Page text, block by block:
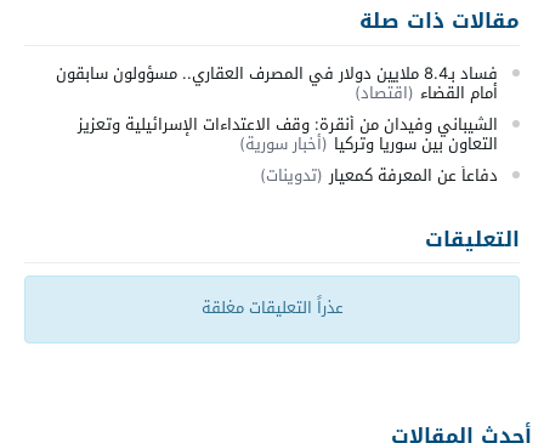
مقالات ذات صلة
فساد بـ8.4 ملايين دولار في المصرف العقاري.. مسؤولون سابقون
أمام القضاء (اقتصاد)
الشيباني وفيدان من أنقرة: وقف الاعتداءات الإسرائيلية وتعزيز
التعاون بين سوريا وتركيا (أخبار سورية)
دفاعاً عن المعرفة كمعيار (تدوينات)
التعليقات
عذراً التعليقات مغلقة